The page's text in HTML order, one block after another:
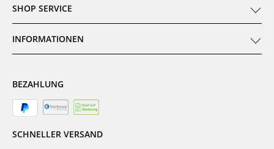
SHOP SERVICE
INFORMATIONEN
BEZAHLUNG
SCHNELLER VERSAND